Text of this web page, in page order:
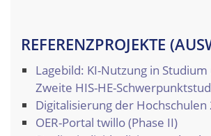
REFERENZPROJEKTE
Lagebild: KI-Nutzung in
Zweite HIS-HE-
Digitalisierung der Hochschulen
OER-Portal twillo (Phase II)